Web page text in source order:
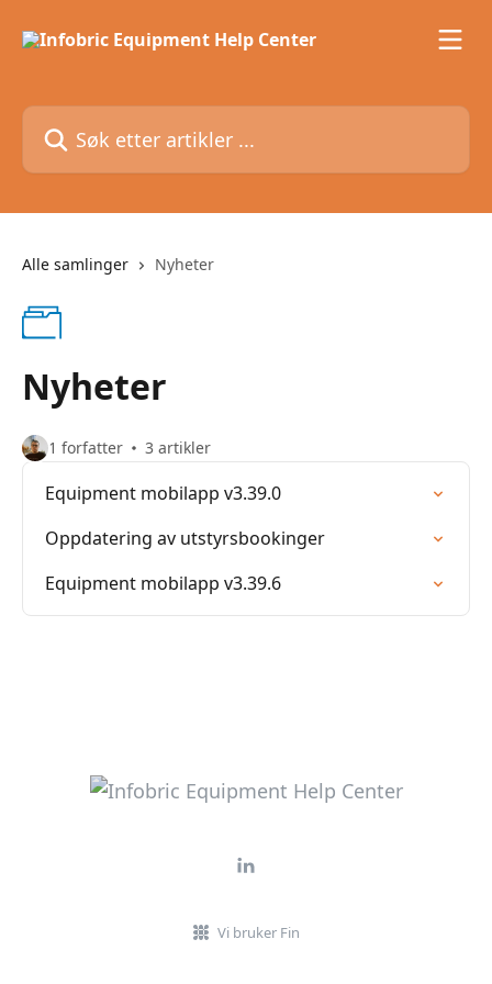
Søk etter artikler ...
Alle samlinger Nyheter
Nyheter
1 forfatter 3 artikler
Equipment mobilapp v3.39.0
Oppdatering av utstyrsbookinger
Equipment mobilapp v3.39.6
Vi bruker Fin